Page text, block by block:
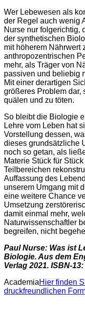
Wer Lebewesen als
der Regel auch wenig
Nurse nur folgerichtig,
der synthetischen
mit höherem Nährwert
anthropozentrischen
mehr, als Träger von
passiven und beliebig
Mit einer derartigen
größeres Problem dar,
quälen und zu töten.
So bleibt die Biologie
Lehre vom Leben hat
Vorstellung dessen,
dieses grundsätzliche
noch so getan, als
Materie Stück für
Teilbereichen
Auffassung des
unserem Umgang mit
eine weitere Chance
Umsetzung
damit einmal mehr,
Naturwissenschaftler
begreifen, nicht
Paul Nurse: Was ist
Biologie. Aus dem
Verlag 2021. ISBN-
AcademiaHier finden
druckfreundlichen